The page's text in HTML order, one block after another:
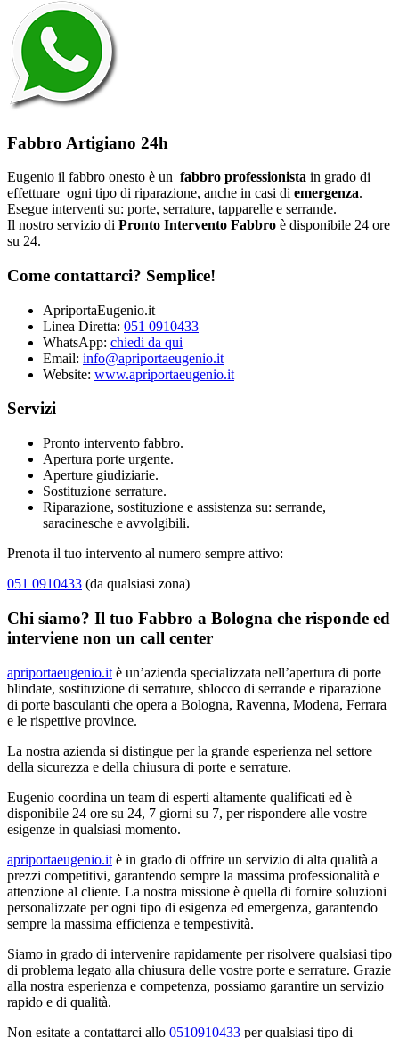
Fabbro Artigiano 24h
Eugenio il fabbro onesto è un fabbro professionista in grado di
effettuare ogni tipo di riparazione, anche in casi di emergenza.
Esegue interventi su: porte, serrature, tapparelle e serrande.
Il nostro servizio di Pronto Intervento Fabbro è disponibile 24 ore
su 24.
Come contattarci? Semplice!
ApriportaEugenio.it
Linea Diretta: 051 0910433
WhatsApp: chiedi da qui
Email: info@apriportaeugenio.it
Website: www.apriportaeugenio.it
Servizi
Pronto intervento fabbro.
Apertura porte urgente.
Aperture giudiziarie.
Sostituzione serrature.
Riparazione, sostituzione e assistenza su: serrande,
saracinesche e avvolgibili.
Prenota il tuo intervento al numero sempre attivo:
051 0910433 (da qualsiasi zona)
Chi siamo? Il tuo Fabbro a Bologna che risponde ed
interviene non un call center
apriportaeugenio.it è un’azienda specializzata nell’apertura di porte
blindate, sostituzione di serrature, sblocco di serrande e riparazione
di porte basculanti che opera a Bologna, Ravenna, Modena, Ferrara
e le rispettive province.
La nostra azienda si distingue per la grande esperienza nel settore
della sicurezza e della chiusura di porte e serrature.
Eugenio coordina un team di esperti altamente qualificati ed è
disponibile 24 ore su 24, 7 giorni su 7, per rispondere alle vostre
esigenze in qualsiasi momento.
apriportaeugenio.it è in grado di offrire un servizio di alta qualità a
prezzi competitivi, garantendo sempre la massima professionalità e
attenzione al cliente. La nostra missione è quella di fornire soluzioni
personalizzate per ogni tipo di esigenza ed emergenza, garantendo
sempre la massima efficienza e tempestività.
Siamo in grado di intervenire rapidamente per risolvere qualsiasi tipo
di problema legato alla chiusura delle vostre porte e serrature. Grazie
alla nostra esperienza e competenza, possiamo garantire un servizio
rapido e di qualità.
Non esitate a contattarci allo 0510910433 per qualsiasi tipo di